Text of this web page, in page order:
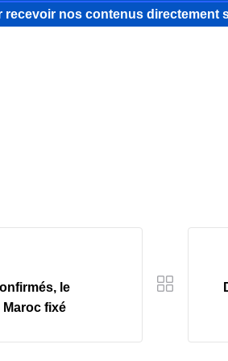
recevoir nos contenus directement
le
fixé